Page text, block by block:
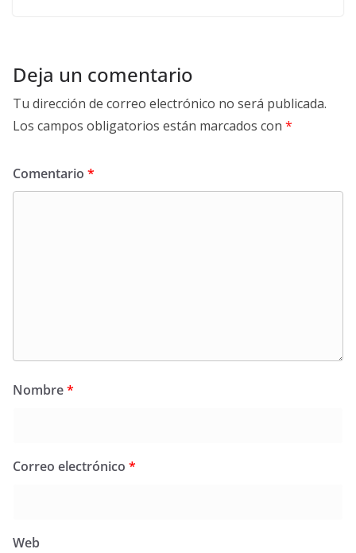
Deja un comentario
Tu dirección de correo electrónico no será publicada.
Los campos obligatorios están marcados con *
Comentario *
Nombre*
Correo electrónico *
Web